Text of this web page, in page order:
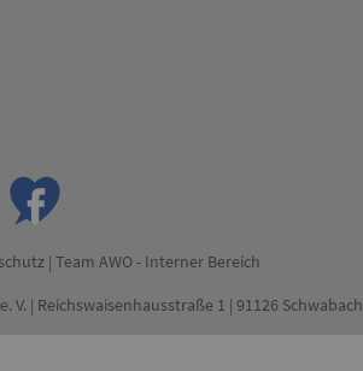
| Team AWO - Interner Bereich
| Reichswaisenhausstraße 1 | 91126 Schwabach